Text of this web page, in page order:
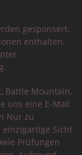
gesponsert.
enthalten.
Battle Mountain,
uns eine E-Mail
Nur zu
Sicht
Prüfungen